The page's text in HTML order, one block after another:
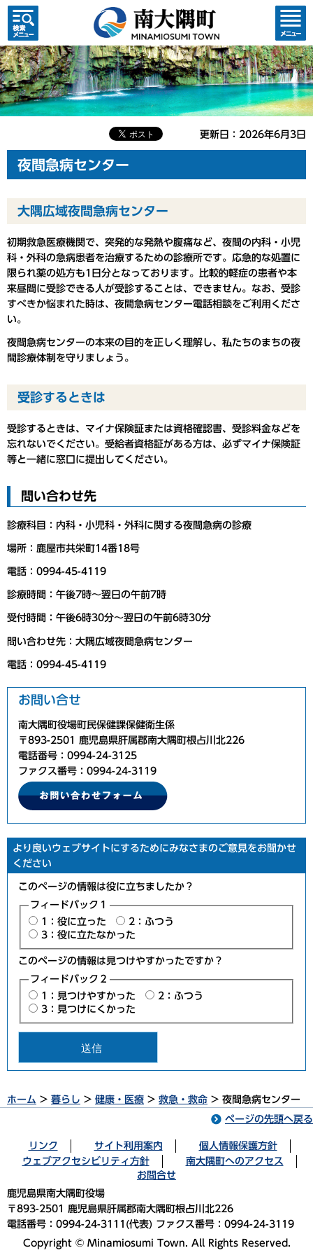
検索・
共通メ
ニュー
コンテ
ンツメ
ニュー
更新日：2026年6月3日
夜間急病センター
大隅広域夜間急病センター
初期救急医療機関で、突発的な発熱や腹痛など、夜間の内科・小児
科・外科の急病患者を治療するための診療所です。応急的な処置に
限られ薬の処方も1日分となっております。比較的軽症の患者や本
来昼間に受診できる人が受診することは、できません。なお、受診
すべきか悩まれた時は、夜間急病センター電話相談をご利用くださ
い。
夜間急病センターの本来の目的を正しく理解し、私たちのまちの夜
間診療体制を守りましょう。
受診するときは
受診するときは、マイナ保険証または資格確認書、受診料金などを
忘れないでください。受給者資格証がある方は、必ずマイナ保険証
等と一緒に窓口に提出してください。
問い合わせ先
診療科目：内科・小児科・外科に関する夜間急病の診療
場所：鹿屋市共栄町14番18号
電話：0994-45-4119
診療時間：午後7時～翌日の午前7時
受付時間：午後6時30分～翌日の午前6時30分
問い合わせ先：大隅広域夜間急病センター
電話：0994-45-4119
お問い合せ
南大隅町役場町民保健課保健衛生係
〒893-2501 鹿児島県肝属郡南大隅町根占川北226
電話番号：0994-24-3125
ファクス番号：0994-24-3119
より良いウェブサイトにするためにみなさまのご意見をお聞かせ
ください
このページの情報は役に立ちましたか？
フィードバック１
1：役に立った
2：ふつう
3：役に立たなかった
このページの情報は見つけやすかったですか？
フィードバック２
1：見つけやすかった
2：ふつう
3：見つけにくかった
ホーム > 暮らし > 健康・医療 > 救急・救命 > 夜間急病センター
ページの先頭へ戻る
リンク サイト利用案内
個人情報保護方針
ウェブアクセシビリティ方針
南大隅町へのアクセス
お問合せ
鹿児島県南大隅町役場
〒893-2501 鹿児島県肝属郡南大隅町根占川北226
電話番号：0994-24-3111(代表) ファクス番号：0994-24-3119
Copyright © Minamiosumi Town. All Rights Reserved.